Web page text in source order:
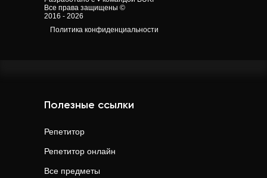
Все права защищены ©
2016 - 2026
Политика конфиденциальности
Полезные ссылки
Репетитор
Репетитор онлайн
Все предметы